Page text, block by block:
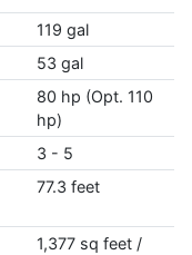
119 gal
53 gal
80 hp (Opt. 110
hp)
3 - 5
77.3 feet
1,377 sq feet /